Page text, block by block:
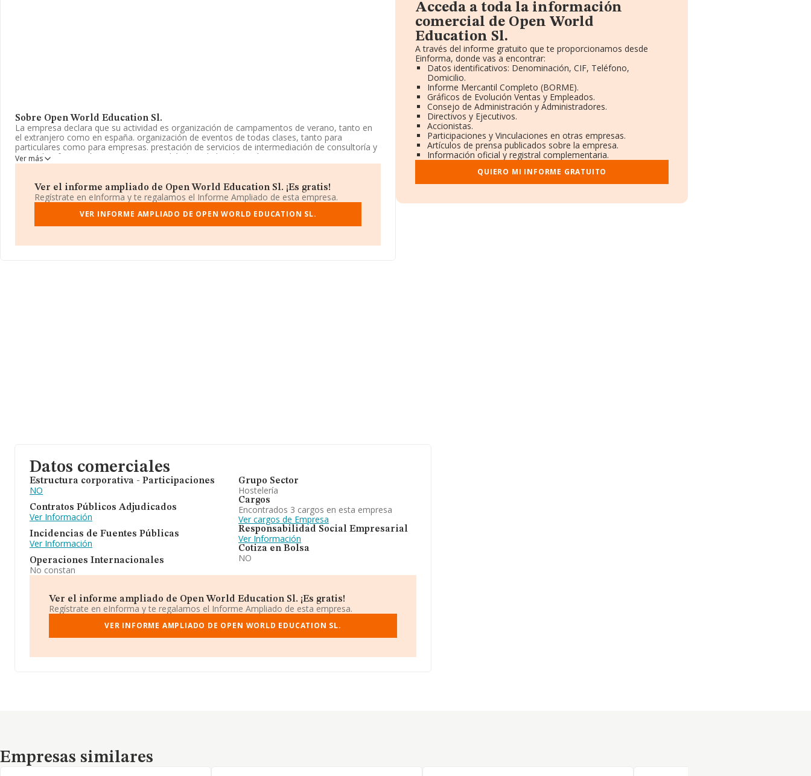
Sobre Open World Education Sl.
La empresa declara que su actividad es organización de campamentos de verano, tanto en
el extranjero como en españa. organización de eventos de todas clases, tanto para
particulares como para empresas. prestación de servicios de intermediación de consultoría y
asesoría y formación a profesores en el ámbito de la educación,. La empresa es una
Sociedad Limitada. Clasifica su actividad CNAE como 'Campings y aparcamientos para
La empresaOpen World Education S.L, B86689676, se encuentra en Calle Velazquez núm.
15 Piso 1 Dr, (28001), Madrid, Madrid.
Con los datos a disposición de INFORMA sobre 2.153 empresas pertenecientes al sector, a
de la facturación entre todas las empresas es de 470 mil euros. En relación con la
Ver más
Ver el informe ampliado de Open World Education Sl. ¡Es gratis!
Regístrate en eInforma y te regalamos el Informe Ampliado de esta empresa.
VER INFORME AMPLIADO DE OPEN WORLD EDUCATION SL.
Acceda a toda la información
comercial de Open World
Education Sl.
A través del informe gratuito que te proporcionamos desde
Einforma, donde vas a encontrar:
Datos identificativos: Denominación, CIF, Teléfono,
Domicilio.
Informe Mercantil Completo (BORME).
Gráficos de Evolución Ventas y Empleados.
Consejo de Administración y Administradores.
Directivos y Ejecutivos.
Accionistas.
Participaciones y Vinculaciones en otras empresas.
Artículos de prensa publicados sobre la empresa.
Información oficial y registral complementaria.
QUIERO MI INFORME GRATUITO
Datos comerciales
Estructura corporativa - Participaciones
NO
Contratos Públicos Adjudicados
Ver Información
Incidencias de Fuentes Públicas
Ver Información
Operaciones Internacionales
No constan
Grupo Sector
Hostelería
Cargos
Encontrados 3 cargos en esta empresa
Ver cargos de Empresa
Responsabilidad Social Empresarial
Ver Información
Cotiza en Bolsa
NO
Ver el informe ampliado de Open World Education Sl. ¡Es gratis!
Regístrate en eInforma y te regalamos el Informe Ampliado de esta empresa.
VER INFORME AMPLIADO DE OPEN WORLD EDUCATION SL.
Empresas similares
Empresas similares